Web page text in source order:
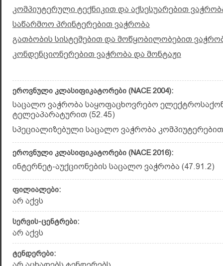
კომპიუტერული ტექნიკით და აქსესუარებით
საწარმოო პრინტერებით ვაჭრობა
გათბობის სისტემებით და მოწყობილობებით
კონდენციონერებით ვაჭრობა და მონტაჟი
ეროვნული კლასიფიკატორები (NACE 2004):
საცალო ვაჭრობა საყოფაცხოვრებო
ტელეაპარატურით (52.45)
სპეციალიზებული საცალო ვაჭრობა კომპიუტერებით
ეროვნული კლასიფიკატორები (NACE 2016):
ინტერნეტ-აუქციონების საცალო ვაჭრობა (47.91.2)
ფილიალები:
არ აქვს
სერვის-ცენტრები:
არ აქვს
ტენდერები: